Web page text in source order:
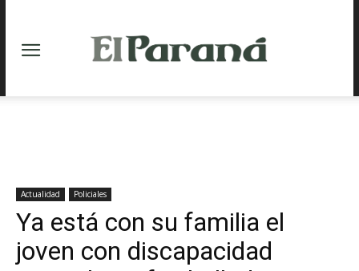
Actualidad Policiales
Ya está con su familia el
joven con discapacidad